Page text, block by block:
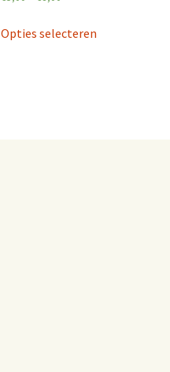
Opties selecteren